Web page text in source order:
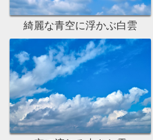
綺麗な青空に浮かぶ白雲